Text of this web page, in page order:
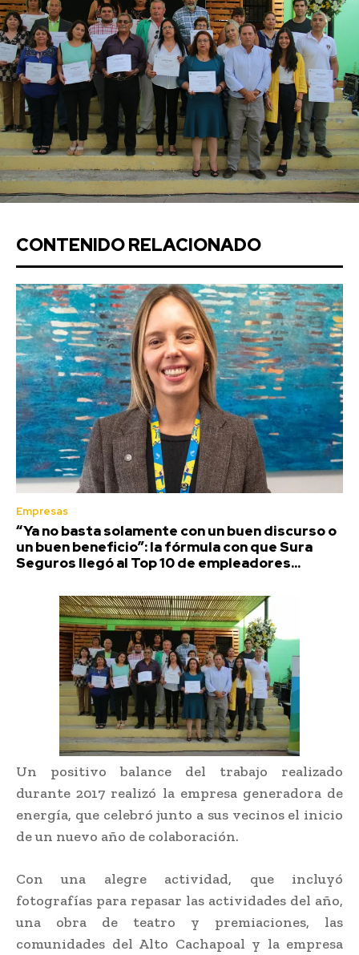
CONTENIDO RELACIONADO
Empresas
“Ya no basta solamente con un buen discurso o
un buen beneficio”: la fórmula con que Sura
Seguros llegó al Top 10 de empleadores...
Un positivo balance del trabajo realizado
durante 2017 realizó la empresa generadora de
energía, que celebró junto a sus vecinos el inicio
de un nuevo año de colaboración.
Con una alegre actividad, que incluyó
fotografías para repasar las actividades del año,
una obra de teatro y premiaciones, las
comunidades del Alto Cachapoal y la empresa